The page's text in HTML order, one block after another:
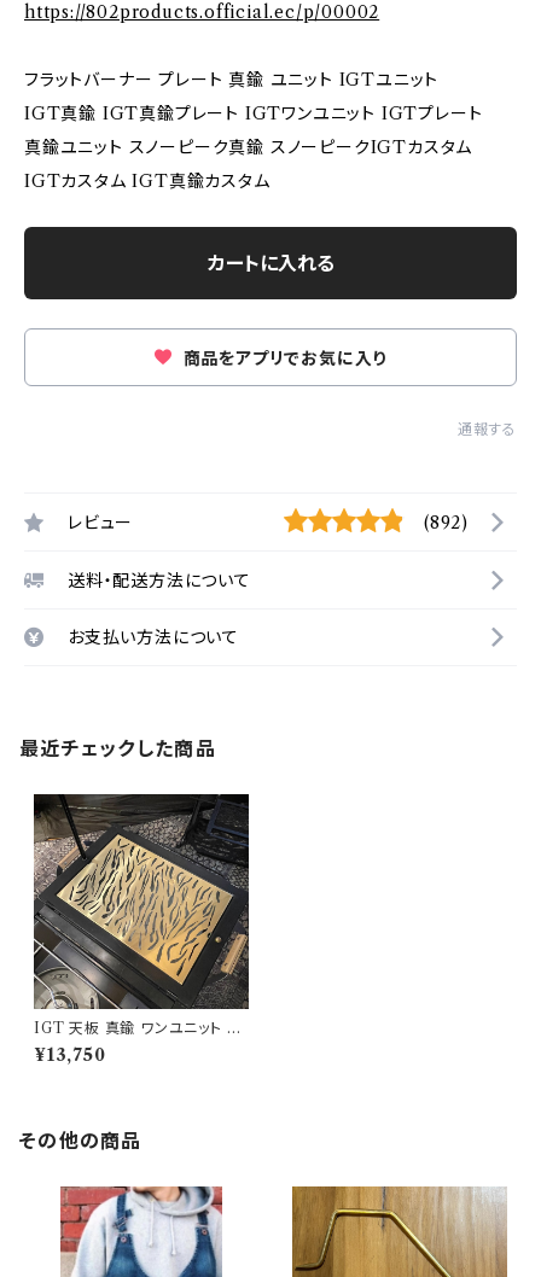
https://802products.official.ec/p/00002
フラットバーナー プレート 真鍮 ユニット IGTユニット
IGT真鍮 IGT真鍮プレート IGTワンユニット IGTプレート
真鍮ユニット スノーピーク真鍮 スノーピークIGTカスタム
IGTカスタム IGT真鍮カスタム
カートに入れる
商品をアプリでお気に入り
通報する
レビュー (892)
送料・配送方法について
お支払い方法について
最近チェックした商品
IGT 天板 真鍮 ワンユニット 【
タイガー 】 アイアングリルテー
ブル Snow Peak スノーピーク
¥13,750
その他の商品